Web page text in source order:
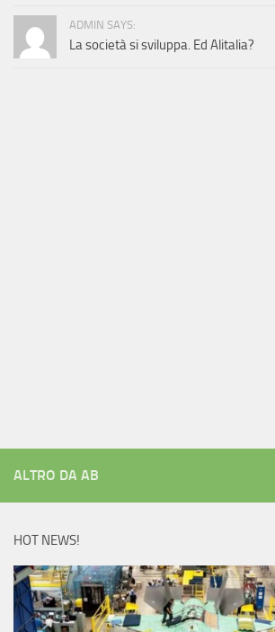
ADMIN SAYS:
La società si sviluppa. Ed Alitalia?
ALTRO DA AB
HOT NEWS!